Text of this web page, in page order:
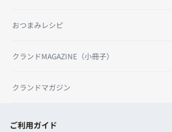
おつまみレシピ
クランドMAGAZINE（小冊子）
クランドマガジン
ご利用ガイド